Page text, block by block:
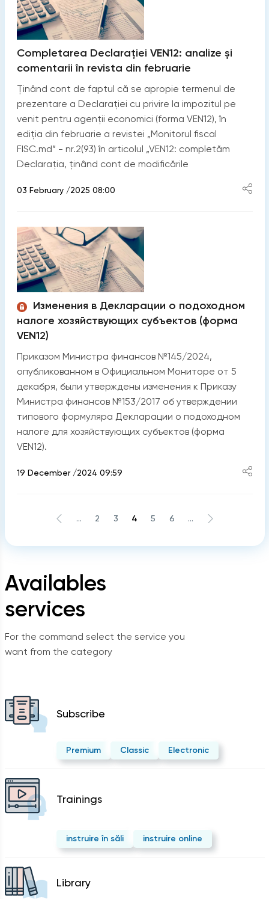
Availables
services
For the command select the service you
want from the category
Subscribe
Premium Classic Electronic
Trainings
instruire în săli instruire online
Library
Completarea Declarației VEN12: analize și
comentarii în revista din februarie
Ținând cont de faptul că se apropie termenul de
prezentare a Declarației cu privire la impozitul pe
venit pentru agenții economici (forma VEN12), în
ediția din februarie a revistei „Monitorul fiscal
FISC.md” - nr.2(93) în articolul „VEN12: completăm
Declarația, ținând cont de modificările
03 February /2025 08:00
Изменения в Декларации о подоходном
налоге хозяйствующих субъектов (форма
VEN12)
Приказом Министра финансов №145/2024,
опубликованном в Официальном Мониторе от 5
декабря, были утверждены изменения к Приказу
Министра финансов №153/2017 об утверждении
типового формуляра Декларации о подоходном
налоге для хозяйствующих субъектов (форма
VEN12).
19 December /2024 09:59
... 2 3 4 5 6 ...